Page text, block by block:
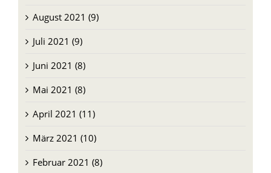
August 2021 (9)
Juli 2021 (9)
Juni 2021 (8)
Mai 2021 (8)
April 2021 (11)
März 2021 (10)
Februar 2021 (8)